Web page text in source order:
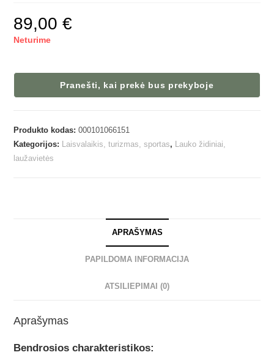
89,00€
Neturime
Pranešti, kai prekė bus prekyboje
Produkto kodas:000101066151
Kategorijos: Laisvalaikis, turizmas, sportas, Lauko židiniai,
laužavietės
APRAŠYMAS
PAPILDOMA INFORMACIJA
ATSILIEPIMAI (0)
Aprašymas
Bendrosios charakteristikos: